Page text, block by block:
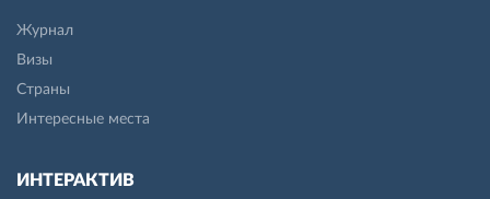
Журнал
Визы
Страны
Интересные места
ИНТЕРАКТИВ